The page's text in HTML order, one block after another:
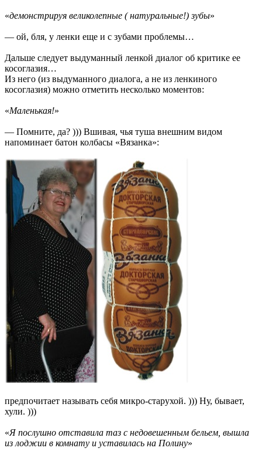
«демонстрируя великолепные ( натуральные!) зубы»
— ой, бля, у ленки еще и с зубами проблемы…
Дальше следует выдуманный ленкой диалог об критике ее
косоглазия…
Из него (из выдуманного диалога, а не из ленкиного
косоглазия) можно отметить несколько моментов:
«Маленькая!»
— Помните, да? ))) Вшивая, чья туша внешним видом
напоминает батон колбасы «Вязанка»:
предпочитает называть себя микро-старухой. ))) Ну, бывает,
хули. )))
«Я послушно отставила таз с недовешенным бельем, вышла
из лоджии в комнату и уставилась на Полину»